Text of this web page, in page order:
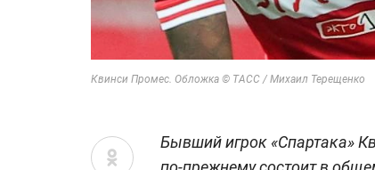
Квинси Промес. Обложка © ТАСС / Михаил Терещенко
Бывший игрок «Спартака»